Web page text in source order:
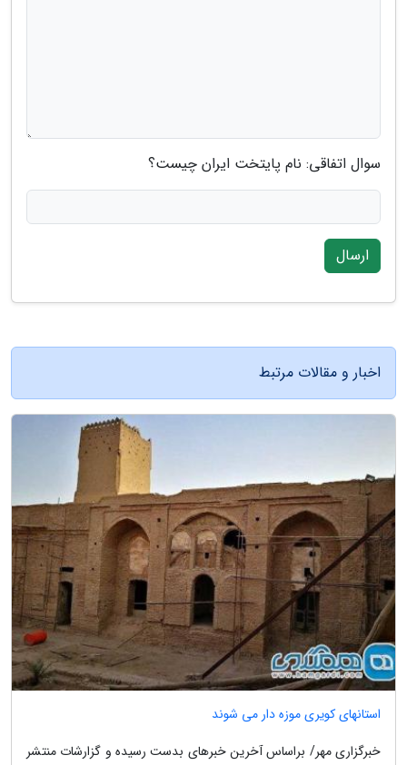
سوال اتفاقی: نام پایتخت ایران چیست؟
ارسال
اخبار و مقالات مرتبط
استانهای کویری موزه دار می شوند
خبرگزاری مهر/ براساس آخرین خبرهای بدست رسیده و گزارشات منتشر